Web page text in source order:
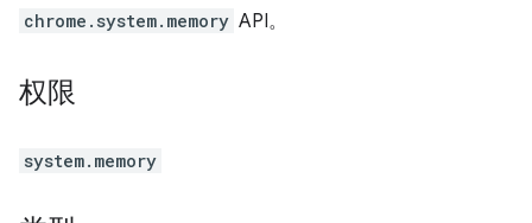
chrome.system.memory API。
权限
system.memory